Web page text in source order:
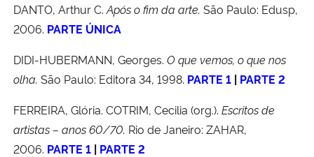
DANTO, Arthur C. Após o fim da arte. São Paulo: Edusp,
2006. PARTE ÚNICA
DIDI-HUBERMANN, Georges. O que vemos, o que nos
olha. São Paulo: Editora 34, 1998. PARTE 1 | PARTE 2
FERREIRA, Glória. COTRIM, Cecilia (org.). Escritos de
artistas – anos 60/70. Rio de Janeiro: ZAHAR,
2006. PARTE 1 | PARTE 2